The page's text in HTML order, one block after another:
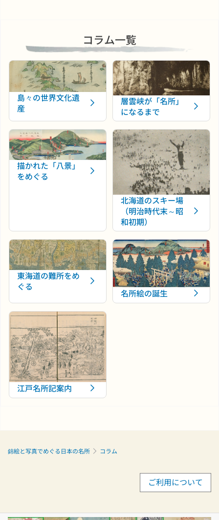
コラム一覧
島々の世界文化遺
産
層雲峡が「名所」
になるまで
描かれた「八景」
をめぐる
北海道のスキー場
（明治時代末～昭
和初期）
東海道の難所をめ
ぐる
名所絵の誕生
江戸名所記案内
錦絵と写真でめぐる日本の名所 コラム
ご利用について